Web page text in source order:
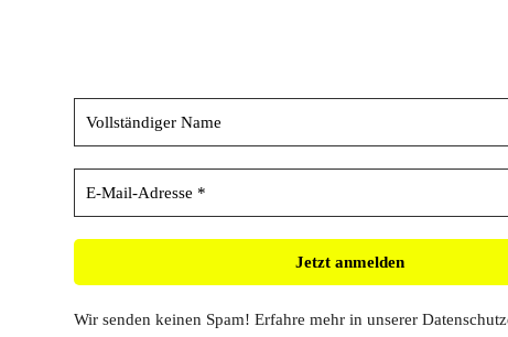
Wir senden keinen Spam! Erfahre mehr in unserer